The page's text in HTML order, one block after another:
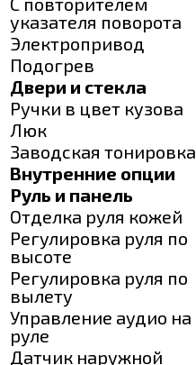
указателя поворота
Электропривод
Подогрев
Двери и стекла
Ручки в цвет кузова
Люк
Заводская тонировка
Внутренние опции
Руль и панель
Отделка руля кожей
Регулировка руля по
высоте
Регулировка руля по
вылету
Управление аудио на
руле
Датчик наружной